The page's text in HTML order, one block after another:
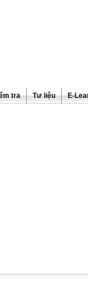
tra Tư liệu E-